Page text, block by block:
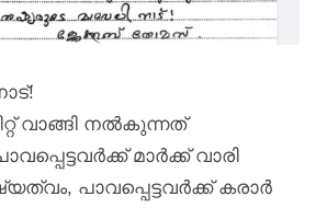
വാങ്ങി നല്‍കുന്നത്
മാര്‍ക്ക് വാരി
പാവപ്പെട്ടവര്‍ക്ക് കരാര്‍